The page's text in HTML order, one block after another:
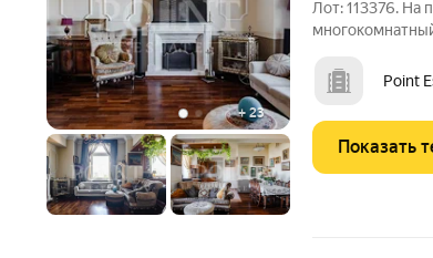
+23
Лот: 113376. На
гостиная, три
спальня с
Point
Показать